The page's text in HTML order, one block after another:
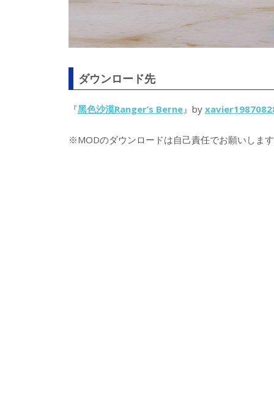
ダウンロード先
『黑色沙漠Ranger’s Berne 』by
※MODのダウンロードは自己責任でお願いします